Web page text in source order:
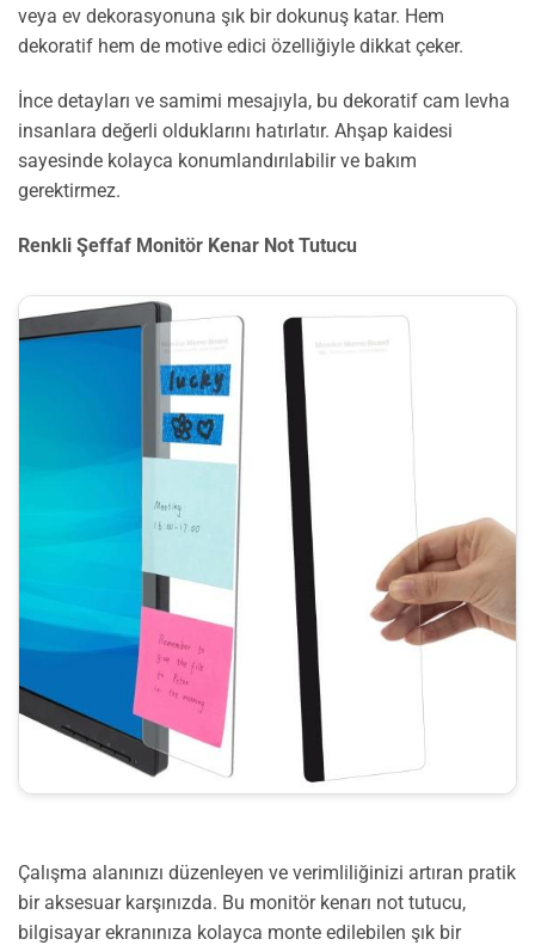
veya ev dekorasyonuna şık bir dokunuş katar. Hem
dekoratif hem de motive edici özelliğiyle dikkat çeker.
İnce detayları ve samimi mesajıyla, bu dekoratif cam levha
insanlara değerli olduklarını hatırlatır. Ahşap kaidesi
sayesinde kolayca konumlandırılabilir ve bakım
gerektirmez.
Renkli Şeffaf Monitör Kenar Not Tutucu
Çalışma alanınızı düzenleyen ve verimliliğinizi artıran pratik
bir aksesuar karşınızda. Bu monitör kenarı not tutucu,
bilgisayar ekranınıza kolayca monte edilebilen şık bir